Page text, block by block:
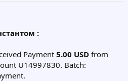
:
Payment 5.00 USD from
U14997830. Batch: